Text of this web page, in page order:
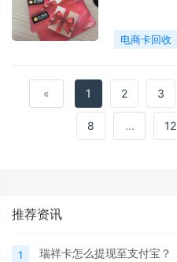
电商卡回收
« 1 2 3
8 ... 12
推荐资讯
1 瑞祥卡怎么提现至支付宝？